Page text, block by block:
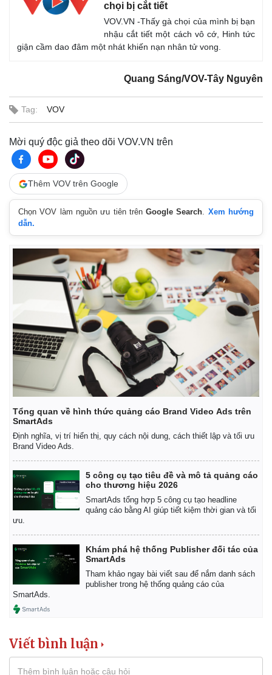
Cuộc sống đó đây
Multimedia
Infographic
chọi bị cắt tiết
VOV.VN -Thấy gà chọi của mình bị bạn
nhậu cắt tiết một cách vô cớ, Hinh tức
giận cầm dao đâm một nhát khiến nạn nhân tử vong.
Quang Sáng/VOV-Tây Nguyên
Tag: VOV
Mời quý độc giả theo dõi VOV.VN trên
Thêm VOV trên Google
Chọn VOV làm nguồn ưu tiên trênGoogle Search. Xem hướng
dẫn.
Tổng quan về hình thức quảng cáo Brand Video Ads trên
SmartAds
Định nghĩa, vị trí hiển thị, quy cách nội dung, cách thiết lập và tối ưu
Brand Video Ads.
5 công cụ tạo tiêu đề và mô tả quảng cáo
cho thương hiệu 2026
SmartAds tổng hợp 5 công cụ tạo headline
quảng cáo bằng AI giúp tiết kiệm thời gian và tối
ưu.
Khám phá hệ thống Publisher đối tác của
SmartAds
Tham khảo ngay bài viết sau để nắm danh sách
publisher trong hệ thống quảng cáo của
SmartAds.
Viết bình luận